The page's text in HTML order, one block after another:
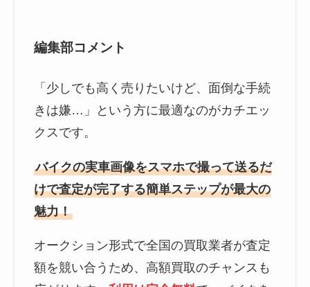
編集部コメント
「少しでも高く売りたいけど、面倒な手続
きは嫌…」という方に最適なのがカチエッ
クスです。
バイクの実車画像をスマホで撮って送るだ
けで査定が完了する簡単ステップが最大の
魅力！
オークション形式で全国の買取業者が査定
額を競い合うため、高額買取のチャンスも